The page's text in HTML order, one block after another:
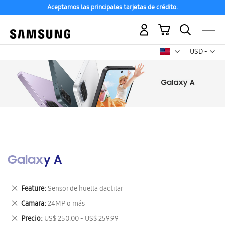
Aceptamos las principales tarjetas de crédito.
USD -
dólar
Mi carrito
Galaxy A
Feature Sensor de huella dactilar
Eliminar
este
artículo
Camara 24MP o más
Eliminar
este
Precio US$ 250.00 - US$ 259.99
Eliminar